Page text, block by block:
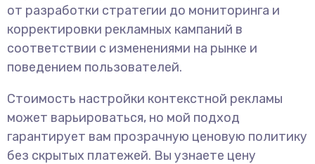
от разработки стратегии до мониторинга и
корректировки рекламных кампаний в
соответствии с изменениями на рынке и
поведением пользователей.
Стоимость настройки контекстной рекламы
может варьироваться, но мой подход
гарантирует вам прозрачную ценовую политику
без скрытых платежей. Вы узнаете цену